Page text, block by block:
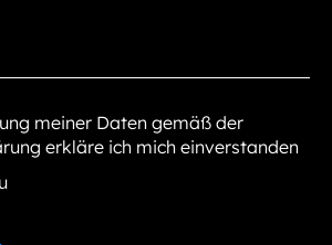
meiner Daten gemäß der
erkläre ich mich einverstanden